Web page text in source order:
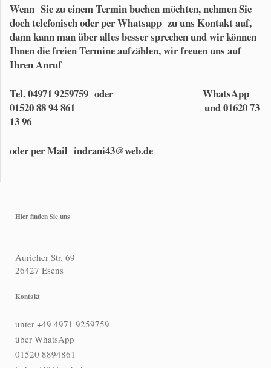
Wenn Sie zu einem Termin buchen möchten, nehmen Sie
doch telefonisch oder per Whatsapp zu uns Kontakt auf,
dann kann man über alles besser sprechen und wir können
Ihnen die freien Termine aufzählen, wir freuen uns auf
Ihren Anruf
Tel. 04971 9259759 oder WhatsApp
01520 88 94 861 und 01620 73
13 96
oder per Mail indrani43@web.de
Hier finden Sie uns
Auricher Str. 69
26427 Esens
Kontakt
unter +49 4971 9259759
über WhatsApp
01520 8894861